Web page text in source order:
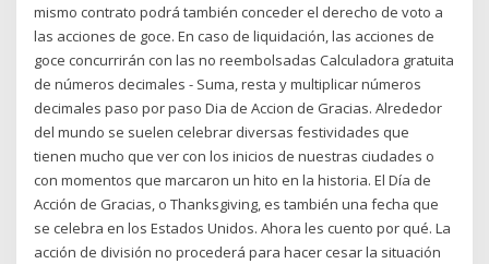
mismo contrato podrá también conceder el derecho de voto a
las acciones de goce. En caso de liquidación, las acciones de
goce concurrirán con las no reembolsadas Calculadora gratuita
de números decimales - Suma, resta y multiplicar números
decimales paso por paso Dia de Accion de Gracias. Alrededor
del mundo se suelen celebrar diversas festividades que
tienen mucho que ver con los inicios de nuestras ciudades o
con momentos que marcaron un hito en la historia. El Día de
Acción de Gracias, o Thanksgiving, es también una fecha que
se celebra en los Estados Unidos. Ahora les cuento por qué. La
acción de división no procederá para hacer cesar la situación